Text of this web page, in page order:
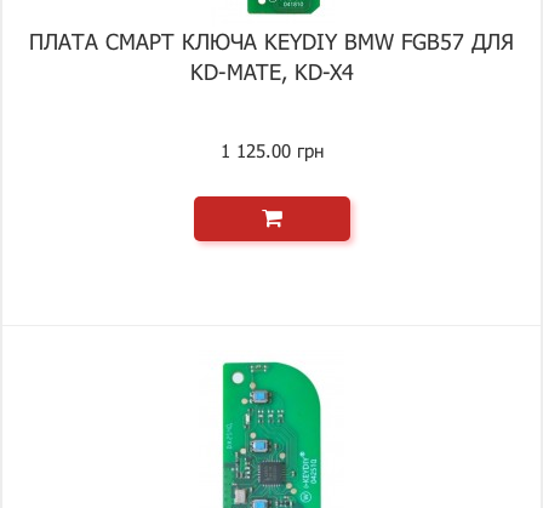
ПЛАТА СМАРТ КЛЮЧА KEYDIY BMW FGB57 ДЛЯ
KD-MATE, KD-X4
1 125.00 грн